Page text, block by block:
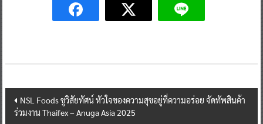
Post
navigation
NSL Foods ชูวิสัยทัศน์ หัวใจของความสุขอยู่ที่ความอร่อย จัดทัพสินค้า
ร่วมงาน Thaifex – Anuga Asia 2025